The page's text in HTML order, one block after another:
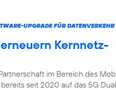
UPGRADE FÜR
Kernnetz-
im Bereich des
seit 2020 auf das 5G